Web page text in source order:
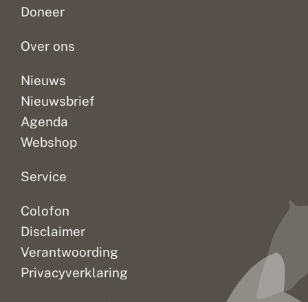
Doneer
Over ons
Nieuws
Nieuwsbrief
Agenda
Webshop
Service
Colofon
Disclaimer
Verantwoording
Privacyverklaring